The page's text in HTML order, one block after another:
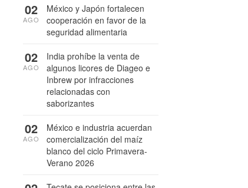
México y Japón fortalecen
cooperación en favor de la
seguridad alimentaria
02
AGO
India prohíbe la venta de
algunos licores de Diageo e
Inbrew por infracciones
relacionadas con
saborizantes
02
AGO
México e industria acuerdan
comercialización del maíz
blanco del ciclo Primavera-
Verano 2026
02
AGO